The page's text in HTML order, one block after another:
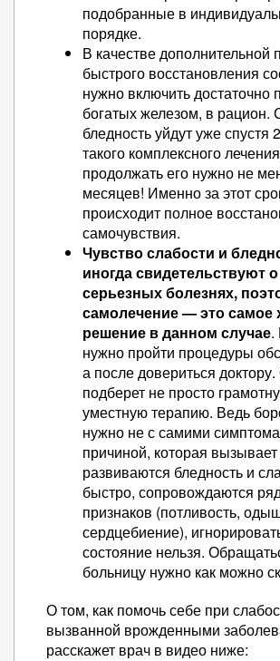
подобранные в
порядке.
В качестве
быстрого восстановления
нужно включить достаточно
богатых железом, в рацион.
бледность уйдут уже спустя
такого комплексного
продолжать его нужно не
месяцев! Именно за этот
происходит полное
самочувствия.
Чувство слабости и
иногда свидетельствуют о
серьезных болезнях,
самолечение — это самое
решение в данном случае.
нужно пройти процедуры
а после довериться
подберет не просто
уместную терапию. Ведь
нужно не с самими
причиной, которая
развиваются бледность и
быстро, сопровождаются
признаков (потливость,
сердцебиение),
состояние нельзя.
больницу нужно как можно
О том, как помочь себе при
вызванной врожденными
расскажет врач в видео ниже: